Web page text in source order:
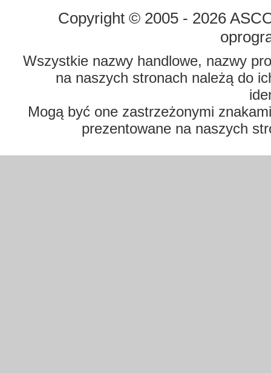
Copyright © 2005 - 2026
Wszystkie nazwy handlowe, nazwy
na naszych stronach należą do
Mogą być one zastrzeżonymi
prezentowane na naszych